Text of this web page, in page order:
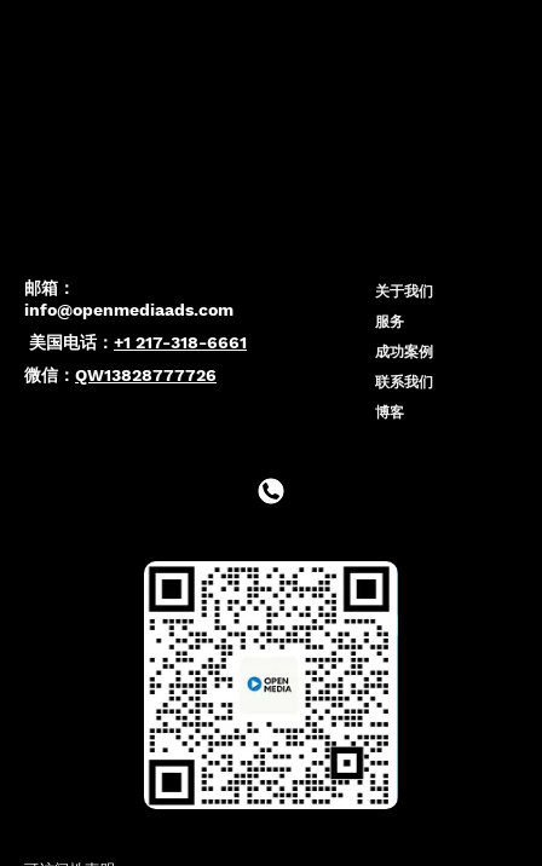
邮箱：
info@openmediaads.com
美国电话： +1 217-318-6661
微信： QW13828777726
关于我们
服务
成功案例
联系我们
博客